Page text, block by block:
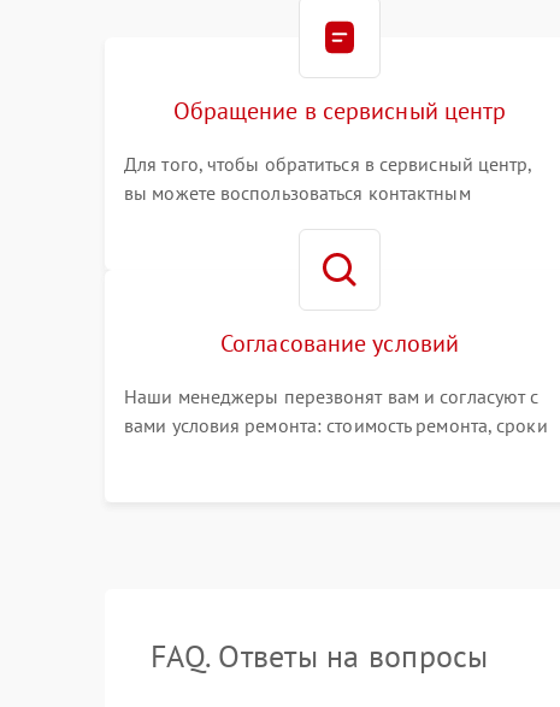
Обращение в сервисный центр
Для того, чтобы обратиться в сервисный центр,
вы можете воспользоваться контактным
номер телефона на сайте
Согласование условий
Наши менеджеры перезвонят вам и согласуют с
вами условия ремонта: стоимость ремонта, сроки
FAQ. Ответы на вопросы